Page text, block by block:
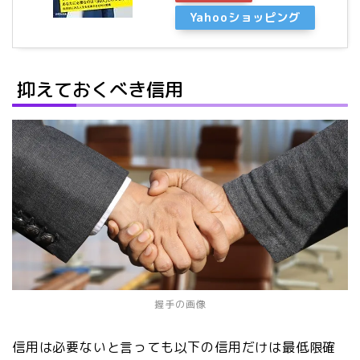
Yahooショッピング
抑えておくべき信用
握手の画像
信用は必要ないと言っても以下の信用だけは最低限確